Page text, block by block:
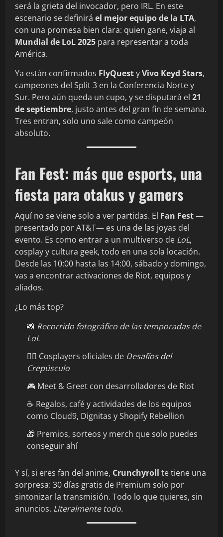
será la grieta del invocador, pero IRL. En este
escenario se definirá el mejor equipo de la LTA,
con una promesa bien clara: quien gane, viaja al
Mundial de LoL 2025 para representar a toda
América.
Ya están confirmados FlyQuestyVivo Keyd Stars,
campeones del Split 3 en la Conferencia Norte y
Sur. Pero aún queda un cupo, y se disputará el 21
de septiembre, justo antes del gran fin de semana.
Tres entran, solo uno sale como campeón
absoluto.
Fan Fest: más que esports, una
fiesta para otakus y gamers
Aquí no se viene solo a ver partidas. El Fan Fest—
presentado por AT&T— es una de las joyas del
evento. Es como entrar a un multiverso de LoL,
cosplay y cultura geek, todo en una sola locación.
Desde las 10:00 hasta las 14:00, sábado y domingo,
vas a encontrar activaciones de Riot, equipos y
aliados.
¿Lo más top?
📸 Recorrido fotográfico de las temporadas de
LoL
🧙‍♀️ Cosplayers oficiales de Desafíos del
Crepúsculo
🎮 Meet & Greet con desarrolladores de Riot
☕ Regalos, café y actividades de los equipos
como Cloud9, Dignitas y Shopify Rebellion
🎁 Premios, sorteos y merch que solo puedes
conseguir ahí
Y sí, si eres fan del anime, Crunchyroll te tiene una
sorpresa: 30 días gratis de Premium solo por
sintonizar la transmisión. Todo lo que quieres, sin
anuncios. Literalmente todo.